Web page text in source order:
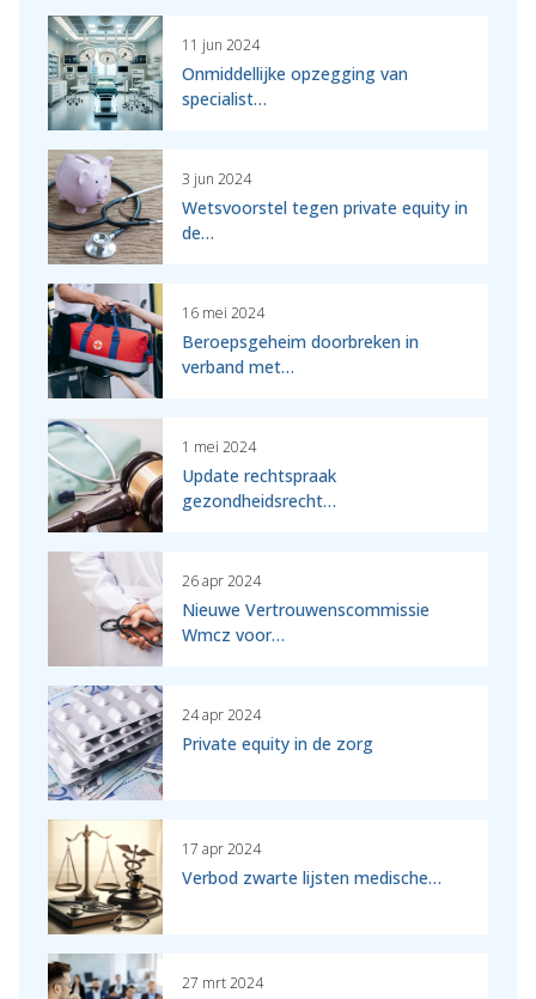
11 jun 2024
Onmiddellijke opzegging van
specialist…
3 jun 2024
Wetsvoorstel tegen private equity in
de…
16 mei 2024
Beroepsgeheim doorbreken in
verband met…
1 mei 2024
Update rechtspraak
gezondheidsrecht…
26 apr 2024
Nieuwe Vertrouwenscommissie
Wmcz voor…
24 apr 2024
Private equity in de zorg
17 apr 2024
Verbod zwarte lijsten medische…
27 mrt 2024